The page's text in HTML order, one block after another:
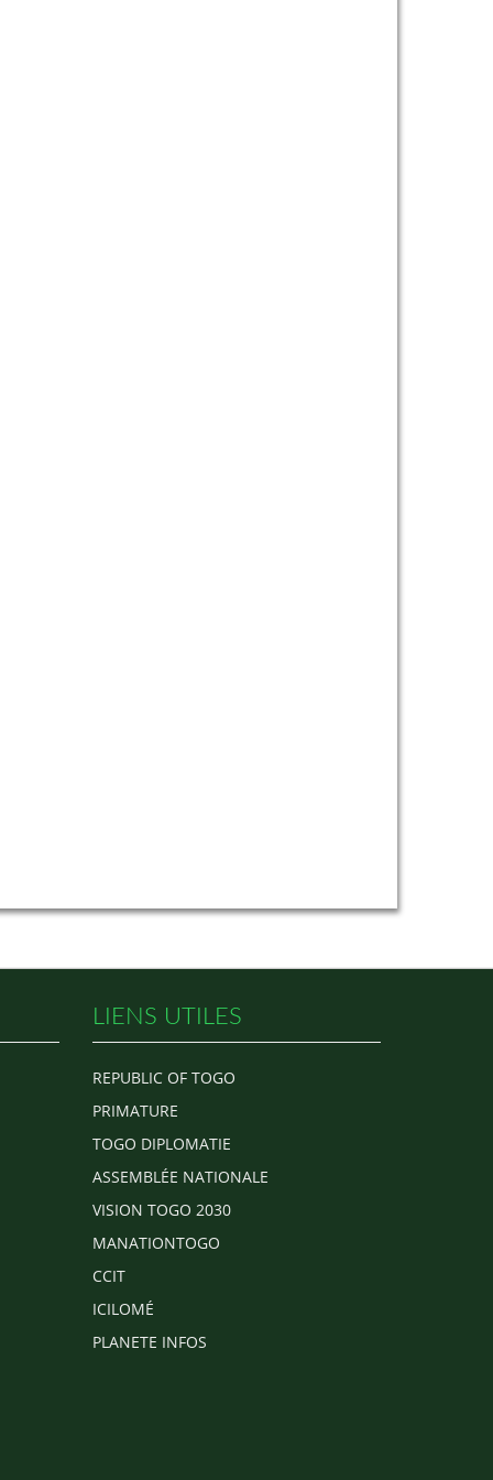
LIENS UTILES
REPUBLIC OF TOGO
PRIMATURE
TOGO DIPLOMATIE
ASSEMBLÉE NATIONALE
VISION TOGO 2030
MANATIONTOGO
CCIT
ICILOMÉ
PLANETE INFOS